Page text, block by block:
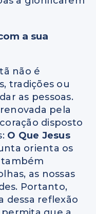
a sua
não é
tradições ou
as pessoas.
pela
disposto
O Que Jesus
orienta os
também
as nossas
Portanto,
dessa reflexão